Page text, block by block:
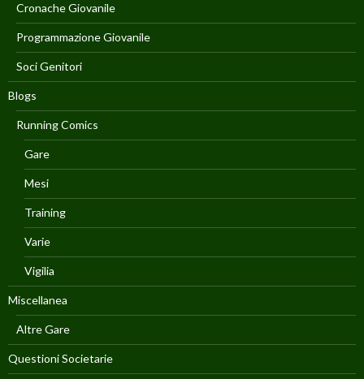
Cronache Giovanile
Programmazione Giovanile
Soci Genitori
Blogs
Running Comics
Gare
Mesi
Training
Varie
Vigilia
Miscellanea
Altre Gare
Questioni Societarie